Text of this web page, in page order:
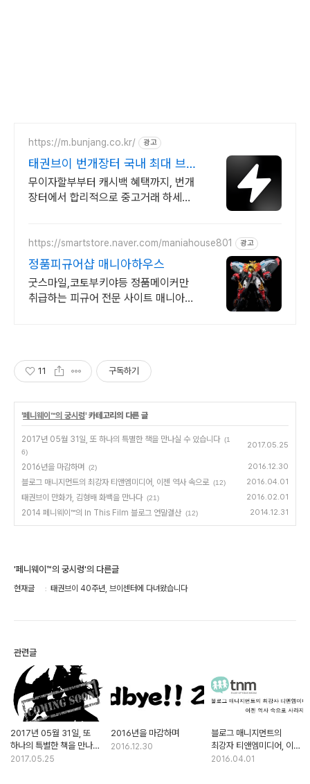
https://m.bunjang.co.kr/ 광고
태권브이 번개장터 국내 최대 브랜
드 중고거래
무이자할부부터 캐시백 혜택까지, 번개
장터에서 합리적으로 중고거래 하세요
드
https://smartstore.naver.com/maniahouse801 광고
정품피규어샵 매니아하우스
굿스마일,코토부키야등 정품메이커만
취급하는 피규어 전문 사이트 매니아하
11 구독하기
'페니웨이™의 궁시렁' 카테고리의 다른 글
2017년 05월 31일, 또 하나의 특별한 책을 만나실 수 있습니다 (1
6)
2017.05.25
2016년을 마감하며 (2) 2016.12.30
블로그 매니지먼트의 최강자 티앤엠미디어, 이젠 역사 속으로 (12) 2016.04.01
태권브이 만화가, 김형배 화백을 만나다 (21) 2016.02.01
2014 페니웨이™의 In This Film 블로그 연말결산 (12) 2014.12.31
'페니웨이™의 궁시렁'의 다른글
현재글 태권브이 40주년, 브이센터에 다녀왔습니다
관련글
2017년 05월 31일, 또
하나의 특별한 책을 만나실
수 있습니다
2017.05.25
2016년을 마감하며
2016.12.30
블로그 매니지먼트의
최강자 티앤엠미디어, 이젠
역사 속으로
2016.04.01